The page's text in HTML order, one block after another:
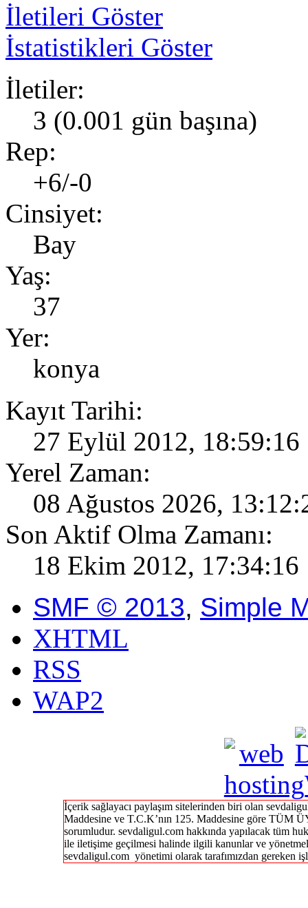
İletileri Göster
İstatistikleri Göster
İletiler:
3 (0.001 gün başına)
Rep:
+6/-0
Cinsiyet:
Bay
Yaş:
37
Yer:
konya
Kayıt Tarihi:
27 Eylül 2012, 18:59:16
Yerel Zaman:
08 Ağustos 2026,
Son Aktif Olma Zamanı:
18 Ekim 2012, 17:34:16
SMF © 2013, Simple
XHTML
RSS
WAP2
İçerik sağlayacı paylaşım sitelerinden biri olan
Maddesine ve T.C.K’nın 125. Maddesine göre TÜM
sorumludur. sevdaligul.com hakkında yapılacak tüm
ile iletişime geçilmesi halinde ilgili kanunlar ve
sevdaligul.com yönetimi olarak tarafımızdan gereken